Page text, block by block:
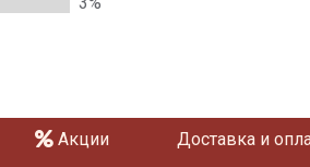
Акции Доставка и